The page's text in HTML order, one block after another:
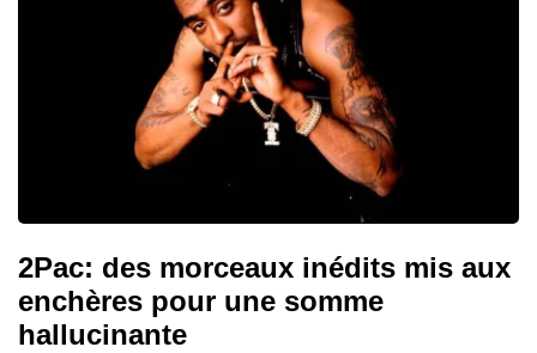
2Pac: des morceaux inédits mis aux
enchères pour une somme
hallucinante